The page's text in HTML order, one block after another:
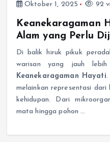
Oktober 1, 2025
92
Keanekaragaman
Alam yang Perlu
Di balik hiruk pikuk
warisan yang jauh
Keanekaragaman Hayati.
melainkan representasi dari
kehidupan. Dari
mata hingga pohon …